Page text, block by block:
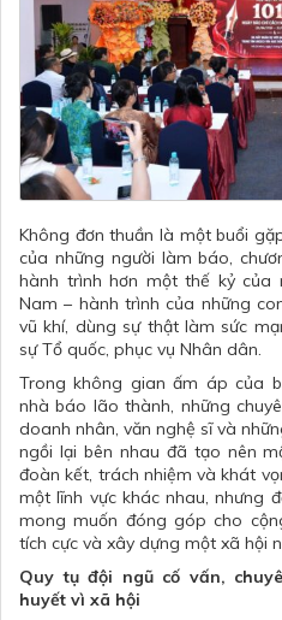
​Không đơn thuần là một buổi
của những người làm báo,
hành trình hơn một thế kỷ của
Nam – hành trình của những
vũ khí, dùng sự thật làm sức
sự Tổ quốc, phục vụ Nhân dân.
Trong không gian ấm áp của
nhà báo lão thành, những
doanh nhân, văn nghệ sĩ và
ngồi lại bên nhau đã tạo nên
đoàn kết, trách nhiệm và khát
một lĩnh vực khác nhau, nhưng
mong muốn đóng góp cho
tích cực và xây dựng một xã hội
Quy tụ đội ngũ cố vấn,
huyết vì xã hội